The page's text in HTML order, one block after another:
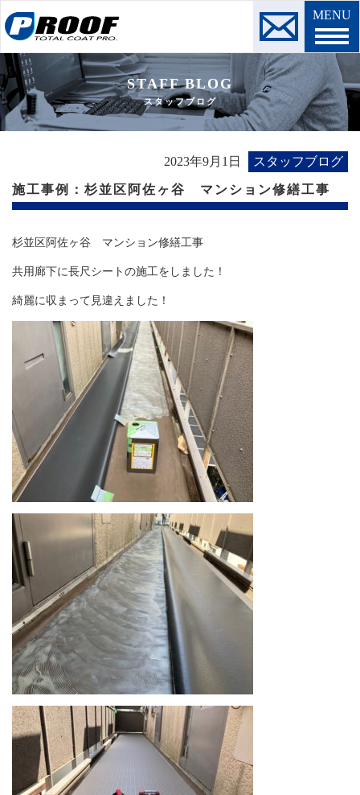
MENU
STAFF BLOG
スタッフブログ
2023年9月1日 スタッフブログ
施工事例：杉並区阿佐ヶ谷 マンション修繕工事
杉並区阿佐ヶ谷 マンション修繕工事
共用廊下に長尺シートの施工をしました！
綺麗に収まって見違えました！